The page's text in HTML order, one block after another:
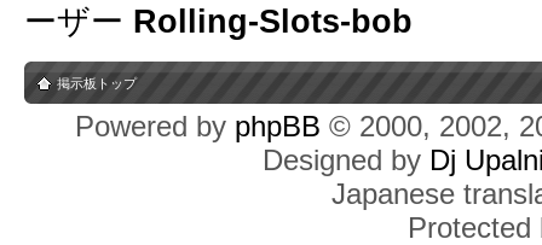
ーザー Rolling-Slots-bob
掲示板トップ
Powered by phpBB © 2000, 2002,
Designed by Dj
Japanese